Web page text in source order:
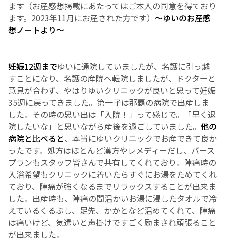
ます（お産感想掲載にあたってはご本人の同意を得ており
ます。2023年11月にお産された方です） ～ゆいのお産感
想ノートより～
妊娠12週までゆいに通院していましたが、名護に引っ越
すことになり、名護の産院へ転院しましたが、ドクターと
意見が合わず、やはりゆいクリニックが良いと思って妊娠
35週に戻ってきました。 第一子は那覇の病院で出産しま
した。その時の思い出は「入院！」って感じで。「早く退
院したいな」と思いながら産後を過ごしていました。 他の
病院と比べると、本当にゆいクリニックでお産できて良か
ったです。 処方はほとんど漢方やレメディーだし、バース
プランもスタッフ皆さんで共有してくれており。陣痛時の
入浴希望もクリニックに着いたらすぐにお湯をためてくれ
ており、陣痛が強くなるまでリラックスすることが出来ま
した。 出産時も、陣痛の間温かいお湯に浸したタオルで冷
えているくるぶし、足先、かかとなど温めてくれて、陣痛
は痛いけど、気遣いと声掛けですごく励まされ頑張ること
が出来ました。
お産について
母乳育児
予防接種
その他の診療内容
‘さんルーム’ でさまざまな講座・クラス
遠方にお住まいで当院での出産を希望される方へ
医師プロフィール